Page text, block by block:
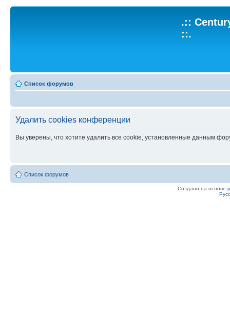
.::
::.
Список форумов
Удалить cookies конференции
Вы уверены, что хотите удалить все cookie, установленные данным
Список форумов
Создано на основе